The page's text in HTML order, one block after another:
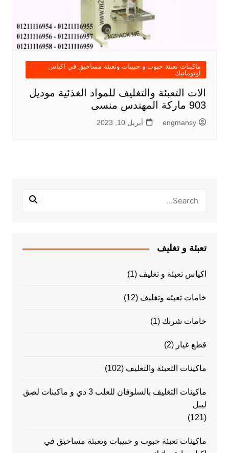
ماكينات تعبئة حبوب و حبيبات وتعبئة مساحيق في اكياس
اوتوماتيك
الات التعبئة والتغليف للمواد الغذئية موديل
903 ماركة المهندس منسى
engmansy أبريل 10, 2023
تعبئة و تغليف
اكياس تعبئة و تغليف (1)
خامات تعبئه وتغليف (12)
خامات شرنك (1)
قطع غيار (2)
ماكينات التعبئة والتغليف (102)
ماكينات التغليف بالسلوفان للعلب 3 دي و ماكينات لصق
ليبل
(121)
ماكينات تعبئة حبوب و حبيبات وتعبئة مساحيق في